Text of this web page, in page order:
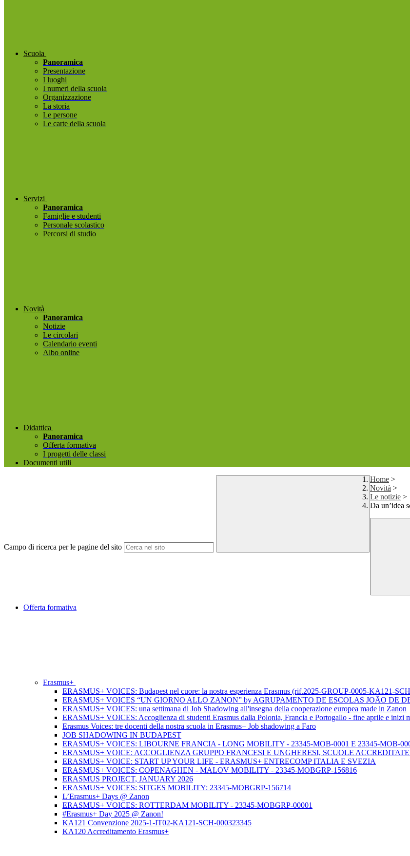
Scuola
Panoramica
Presentazione
I luoghi
I numeri della scuola
Organizzazione
La storia
Le persone
Le carte della scuola
Servizi
Panoramica
Famiglie e studenti
Personale scolastico
Percorsi di studio
Novità
Panoramica
Notizie
Le circolari
Calendario eventi
Albo online
Didattica
Panoramica
Offerta formativa
I progetti delle classi
Documenti utili
Campo di ricerca per le pagine del sito
Home >
Novità >
Le notizie >
Da un’idea
Offerta formativa
Erasmus+
ERASMUS+ VOICES: Budapest nel cuore: la nostra esperienza Erasmus (rif.2025-GROUP-0005-KA121-
ERASMUS+ VOICES “UN GIORNO ALLO ZANON” by AGRUPAMENTO DE ESCOLAS JOÃO DE
ERASMUS+ VOICES: una settimana di Job Shadowing all'insegna della cooperazione europea made in Zanon
ERASMUS+ VOICES: Accoglienza di studenti Erasmus dalla Polonia, Francia e Portogallo - fine aprile e inizi
Erasmus Voices: tre docenti della nostra scuola in Erasmus+ Job shadowing a Faro
JOB SHADOWING IN BUDAPEST
ERASMUS+ VOICES: LIBOURNE FRANCIA - LONG MOBILITY - 23345-MOB-0001 E 23345-MOB-
ERASMUS+ VOICE: ACCOGLIENZA GRUPPO FRANCESI E UNGHERESI, SCUOLE
ERASMUS+ VOICE: START UP YOUR LIFE - ERASMUS+ ENTRECOMP ITALIA E SVEZIA
ERASMUS+ VOICES: COPENAGHEN - MALOV MOBILITY - 23345-MOBGRP-156816
ERASMUS PROJECT, JANUARY 2026
ERASMUS+ VOICES: SITGES MOBILITY: 23345-MOBGRP-156714
L’Erasmus+ Days @ Zanon
ERASMUS+ VOICES: ROTTERDAM MOBILITY - 23345-MOBGRP-00001
#Erasmus+ Day 2025 @ Zanon!
KA121 Convenzione 2025-1-IT02-KA121-SCH-000323345
KA120 Accreditamento Erasmus+